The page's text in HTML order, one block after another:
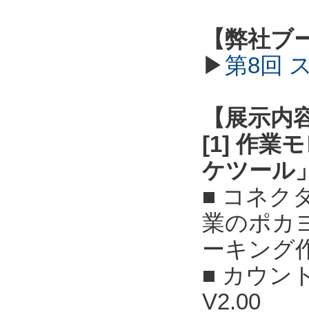
【弊社
▶第8回
【展示内
[1] 作業
ケツール
■ コネク
業のポカ
ーキング
■ カウン
V2.00